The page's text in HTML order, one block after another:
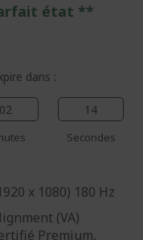
état **
dans :
02 13
Secondes
x 1080) 180 Hz
(VA)
Premium,